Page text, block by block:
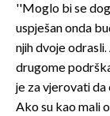
''Moglo bi se
uspješan onda
njih dvoje
drugome
je za vjerovati da
Ako su kao mali